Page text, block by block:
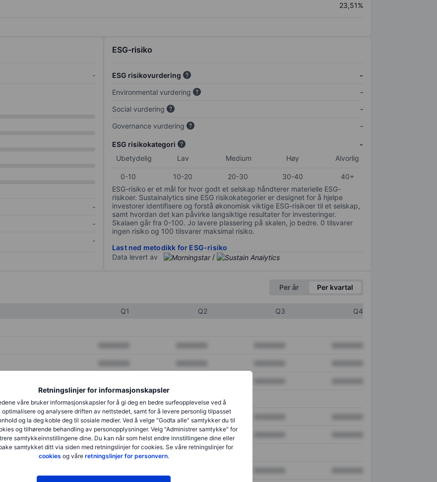
Retningslinjer for informasjonskapsler
våre bruker informasjonskapsler for å gi deg en bedre surfeopplevelse ved å
og analysere driften av nettstedet, samt for å levere personlig tilpasset
og la deg koble deg til sosiale medier. Ved å velge "Godta alle" samtykker du til
og tilhørende behandling av personopplysninger. Velg "Administrer samtykke" for
samtykkeinnstillingene dine. Du kan når som helst endre innstillingene dine eller
samtykket ditt via siden med retningslinjer for cookies. Se våre retningslinjer for
cookies og våre retningslinjer for personvern.
23,51%
-
-
-
-
ESG-risiko
ESG risikovurdering
-
Environmental vurdering
-
Social vurdering
-
Governance vurdering
-
ESG risikokategori
-
Ubetydelig
Lav Medium Høy Alvorlig
0-10 10-20 20-30 30-40
40+
ESG-risiko er et mål for hvor godt et selskap håndterer materielle ESG-
risikoer. Sustainalytics sine ESG risikokategorier er designet for å hjelpe
investorer identifisere og forstå økonomisk viktige ESG-risikoer til et selskap,
samt hvordan det kan påvirke langsiktige resultater for investeringer.
Skalaen går fra 0-100. Jo lavere plassering på skalen, jo bedre. 0 tilsvarer
ingen risiko og 100 tilsvarer maksimal risiko.
Last ned metodikk for ESG-risiko
Data levert av
/
Per år Per kvartal
Q1 Q2 Q3
Q4
XXXXXXX XXXXXXX
XXXXXXX XXXXXXX